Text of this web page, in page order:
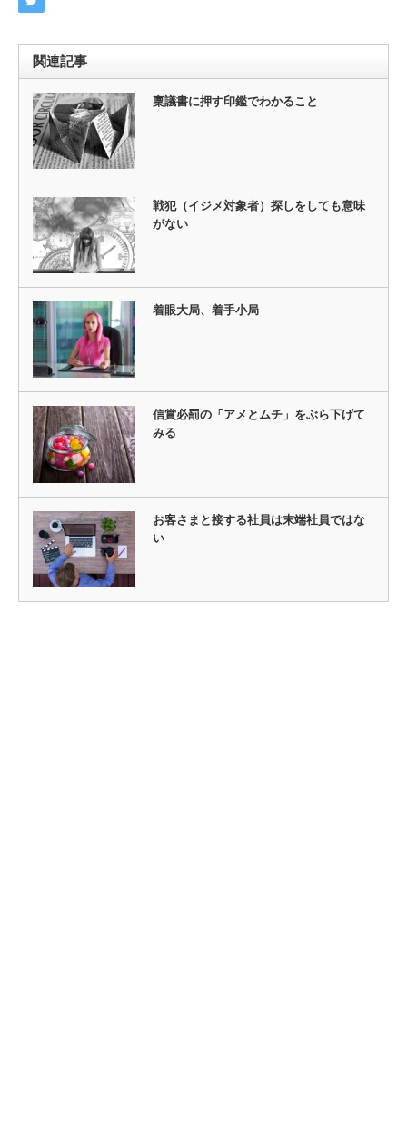
関連記事
稟議書に押す印鑑でわかること
戦犯（イジメ対象者）探しをしても意味
がない
着眼大局、着手小局
信賞必罰の「アメとムチ」をぶら下げて
みる
お客さまと接する社員は末端社員ではな
い